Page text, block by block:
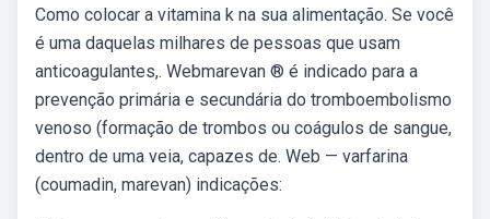
Como colocar a vitamina k na sua alimentação. Se você
é uma daquelas milhares de pessoas que usam
anticoagulantes,. Webmarevan ® é indicado para a
prevenção primária e secundária do tromboembolismo
venoso (formação de trombos ou coágulos de sangue,
dentro de uma veia, capazes de. Web — varfarina
(coumadin, marevan) indicações: